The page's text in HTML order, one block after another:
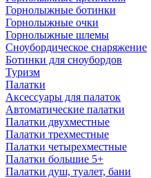
Горнолыжные ботинки
Горнолыжные очки
Горнолыжные шлемы
Сноубордическое снаряжение
Ботинки для сноубордов
Туризм
Палатки
Аксессуары для палаток
Автоматические палатки
Палатки двухместные
Палатки трехместные
Палатки четырехместные
Палатки большие 5+
Палатки душ, туалет, бани